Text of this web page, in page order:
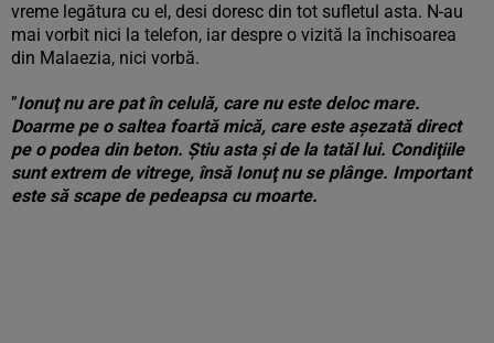
vreme legătura cu el, desi doresc din tot sufletul asta. N-au
mai vorbit nici la telefon, iar despre o vizită la închisoarea
din Malaezia, nici vorbă.
”Ionuţ nu are pat în celulă, care nu este deloc mare.
Doarme pe o saltea foartă mică, care este aşezată direct
pe o podea din beton. Ştiu asta şi de la tatăl lui. Condiţiile
sunt extrem de vitrege, însă Ionuţ nu se plânge. Important
este să scape de pedeapsa cu moarte.